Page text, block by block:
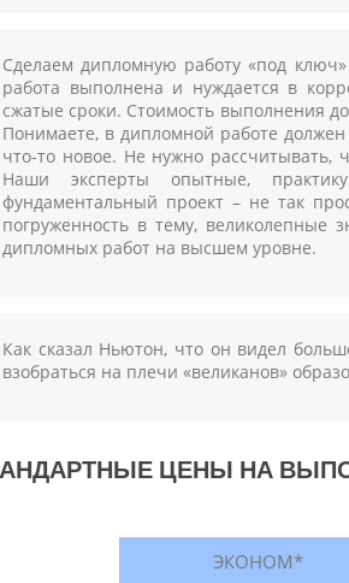
Сделаем дипломную работу «под
работа выполнена и нуждается в
сжатые сроки. Стоимость выполнения
Понимаете, в дипломной работе
что-то новое. Не нужно рассчитывать,
Наши эксперты опытные,
фундаментальный проект – не так
погруженность в тему, великолепные
дипломных работ на высшем уровне.
Как сказал Ньютон, что он видел
взобраться на плечи «великанов»
ЦЕНЫ НА
ЭКОНОМ*